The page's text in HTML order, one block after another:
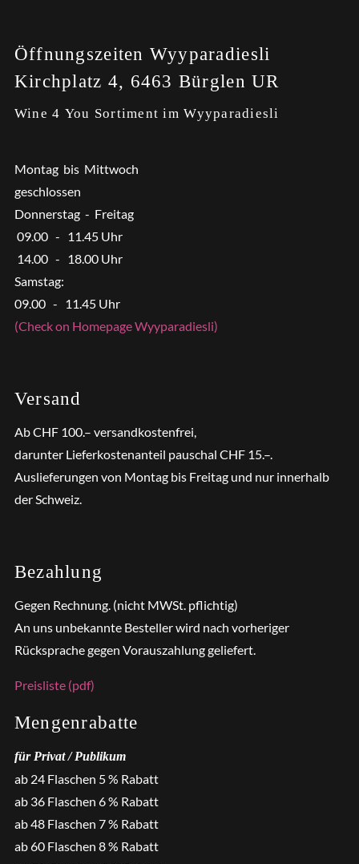
Öffnungszeiten Wyyparadiesli
Kirchplatz 4, 6463 Bürglen UR
Wine 4 You Sortiment im Wyyparadiesli
Montag bis Mittwoch
geschlossen
Donnerstag - Freitag
09.00 - 11.45 Uhr
14.00 - 18.00 Uhr
Samstag:
09.00 - 11.45 Uhr
(Check on Homepage Wyyparadiesli)
Versand
Ab CHF 100.– versandkostenfrei,
darunter Lieferkostenanteil pauschal CHF 15.–.
Auslieferungen von Montag bis Freitag und nur innerhalb
der Schweiz.
Bezahlung
Gegen Rechnung. (nicht MWSt. pflichtig)
An uns unbekannte Besteller wird nach vorheriger
Rücksprache gegen Vorauszahlung geliefert.
Preisliste (pdf)
Mengenrabatte
für Privat / Publikum
ab 24 Flaschen 5 % Rabatt
ab 36 Flaschen 6 % Rabatt
ab 48 Flaschen 7 % Rabatt
ab 60 Flaschen 8 % Rabatt